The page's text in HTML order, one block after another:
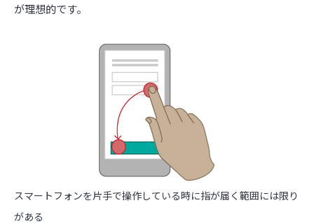
が理想的です。
スマートフォンを片手で操作している時に指が届く範囲には限り
がある